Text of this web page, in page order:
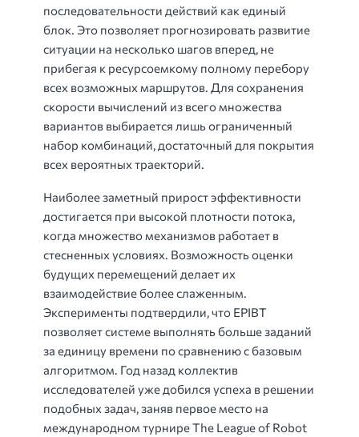
последовательности действий как единый
блок. Это позволяет прогнозировать развитие
ситуации на несколько шагов вперед, не
прибегая к ресурсоемкому полному перебору
всех возможных маршрутов. Для сохранения
скорости вычислений из всего множества
вариантов выбирается лишь ограниченный
набор комбинаций, достаточный для покрытия
всех вероятных траекторий.
Наиболее заметный прирост эффективности
достигается при высокой плотности потока,
когда множество механизмов работает в
стесненных условиях. Возможность оценки
будущих перемещений делает их
взаимодействие более слаженным.
Эксперименты подтвердили, что EPIBT
позволяет системе выполнять больше заданий
за единицу времени по сравнению с базовым
алгоритмом. Год назад коллектив
исследователей уже добился успеха в решении
подобных задач, заняв первое место на
международном турнире The League of Robot